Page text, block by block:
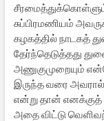
சுப்பிரமணியம்
கழகத்தில் நாடகத்
தேர்ந்தெடுத்தது
அணுகுமுறையும்
இருந்த வரை அவரால்
என்று தான் எனக்குத்
அதை விட்டு